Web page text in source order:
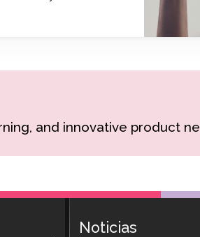
and innovative product
Noticias